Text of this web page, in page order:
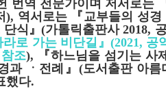
번역 전문가이며 저서로는
), 역서로는 『교부들의 성경
단식 』(가톨릭출판사2018,
라로 가는 비단길 』 (2021, 공
조), 『하느님을 섬기는 사
과 ㆍ전례 』 (도서출판 아름
했다.